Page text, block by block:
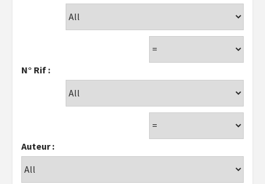
N° Rif :
Auteur :